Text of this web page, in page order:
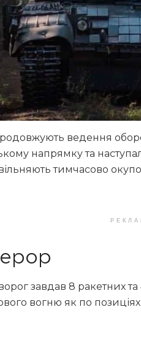
ведення
напрямку та
тимчасово
завдав 8 ракетних та
вогню як по